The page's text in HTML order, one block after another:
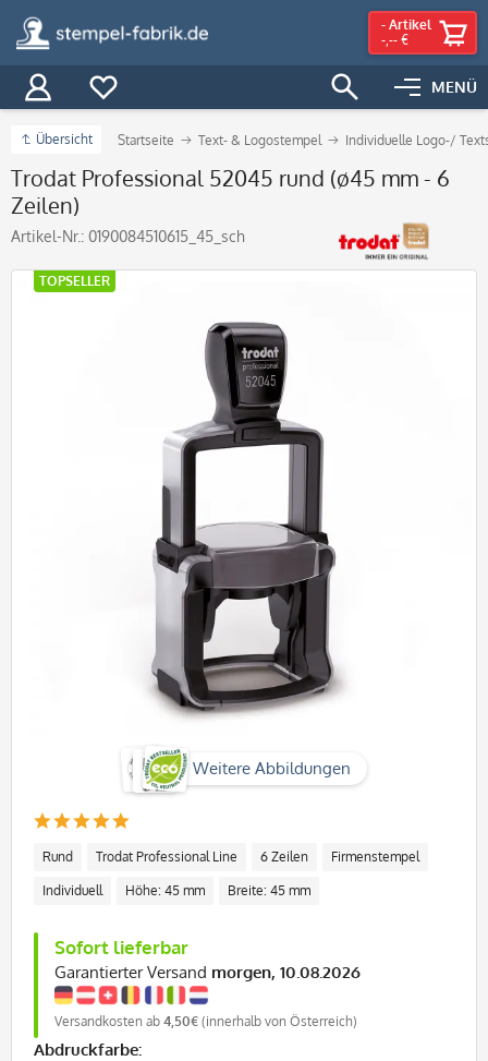
MENÜ
- Artikel
-,-- €
Übersicht Startseite Text- & Logostempel Individuelle Logo-/
Trodat Professional 52045 rund (ø45 mm - 6
Zeilen)
Artikel-Nr.: 0190084510615_45_sch
Weitere Abbildungen
TOPSELLER
Rund Trodat Professional Line 6 Zeilen Firmenstempel
Individuell Höhe: 45 mm Breite: 45 mm
Sofort lieferbar
Garantierter Versand morgen, 10.08.2026
Versandkosten ab 4,50€ (innerhalb von Österreich)
Abdruckfarbe: